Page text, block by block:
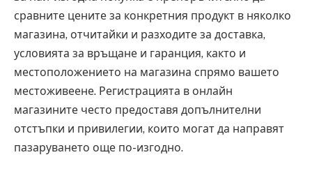
сравните цените за конкретния продукт в няколко
магазина, отчитайки и разходите за доставка,
условията за връщане и гаранция, както и
местоположението на магазина спрямо вашето
местоживеене. Регистрацията в онлайн
магазините често предоставя допълнителни
отстъпки и привилегии, които могат да направят
пазаруването още по-изгодно.